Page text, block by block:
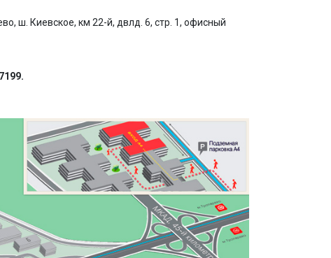
ш. Киевское, км 22-й, двлд. 6, стр. 1, офисный